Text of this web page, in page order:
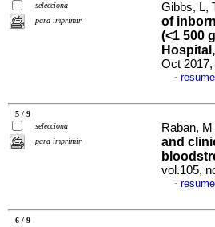
selecciona
para imprimir
Gibbs, L,
of
(<1 500
Oct 2017,
·
5 / 9
selecciona
para imprimir
Raban,
and
vol.105,
·
6 / 9